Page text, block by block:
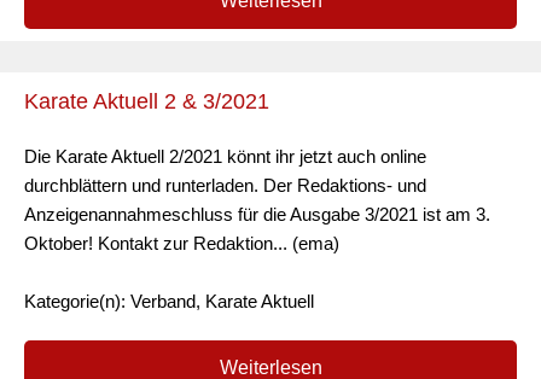
Karate Aktuell 2 & 3/2021
Die Karate Aktuell 2/2021 könnt ihr jetzt auch online
durchblättern und runterladen. Der Redaktions- und
Anzeigenannahmeschluss für die Ausgabe 3/2021 ist am 3.
Oktober! Kontakt zur Redaktion... (ema)
Kategorie(n): Verband, Karate Aktuell
Weiterlesen